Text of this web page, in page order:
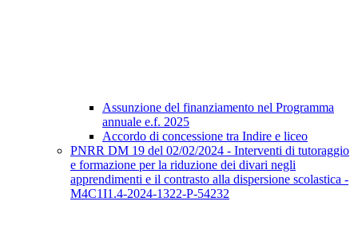
Assunzione del finanziamento nel Programma
annuale e.f. 2025
Accordo di concessione tra Indire e liceo
PNRR DM 19 del 02/02/2024 - Interventi di tutoraggio
e formazione per la riduzione dei divari negli
apprendimenti e il contrasto alla dispersione scolastica -
M4C1I1.4-2024-1322-P-54232